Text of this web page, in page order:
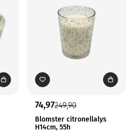
74,97249,90
Blomster citronellalys
H14cm, 55h